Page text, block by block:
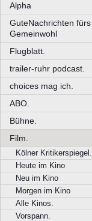
Alpha
GuteNachrichten fürs
Gemeinwohl
Flugblatt.
trailer-ruhr podcast.
choices mag ich.
ABO.
Bühne.
Film.
Kölner Kritikerspiegel.
Heute im Kino
Neu im Kino
Morgen im Kino
Alle Kinos.
Vorspann.